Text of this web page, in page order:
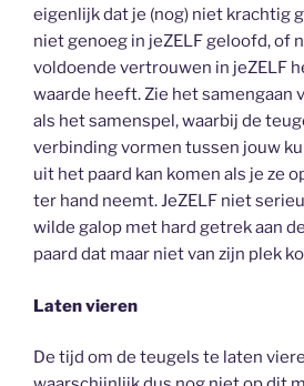
eigenlijk dat je (nog) niet krachtig
niet genoeg in jeZELF geloofd, of
voldoende vertrouwen in jeZELF
waarde heeft. Zie het samengaan
als het samenspel, waarbij de
verbinding vormen tussen jouw
uit het paard kan komen als je ze
ter hand neemt. JeZELF niet
wilde galop met hard getrek aan
paard dat maar niet van zijn plek
Laten vieren
De tijd om de teugels te laten